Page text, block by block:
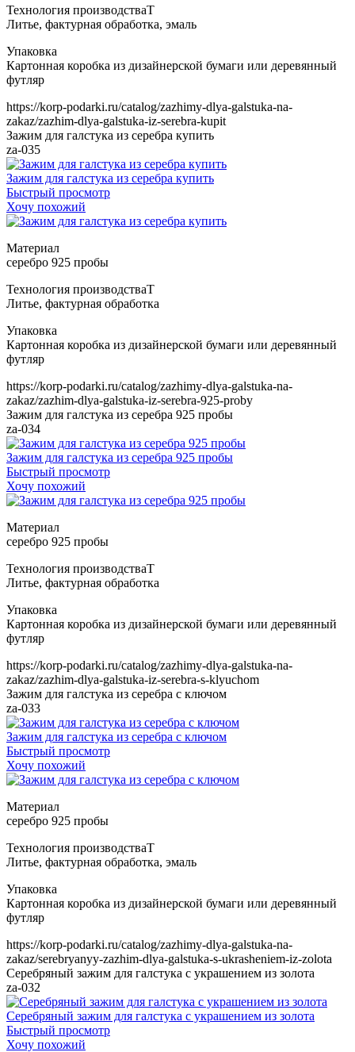
Т
https://korp-podarki.ru/catalog/zazhimy-dlya-galstuka-na-
zakaz/zazhim-dlya-galstuka-iz-serebra-kupit
Зажим для галстука из серебра купить
za-035
Зажим для галстука из серебра купить
Быстрый просмотр
Хочу похожий
Т
https://korp-podarki.ru/catalog/zazhimy-dlya-galstuka-na-
zakaz/zazhim-dlya-galstuka-iz-serebra-925-proby
Зажим для галстука из серебра 925 пробы
za-034
Зажим для галстука из серебра 925 пробы
Быстрый просмотр
Хочу похожий
Т
https://korp-podarki.ru/catalog/zazhimy-dlya-galstuka-na-
zakaz/zazhim-dlya-galstuka-iz-serebra-s-klyuchom
Зажим для галстука из серебра с ключом
za-033
Зажим для галстука из серебра с ключом
Быстрый просмотр
Хочу похожий
Т
https://korp-podarki.ru/catalog/zazhimy-dlya-galstuka-na-
zakaz/serebryanyy-zazhim-dlya-galstuka-s-ukrasheniem-iz-zolota
Серебряный зажим для галстука с украшением из золота
za-032
Серебряный зажим для галстука с украшением из золота
Быстрый просмотр
Хочу похожий